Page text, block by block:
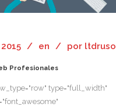
en por ltdruso
Profesionales
type="full_width"